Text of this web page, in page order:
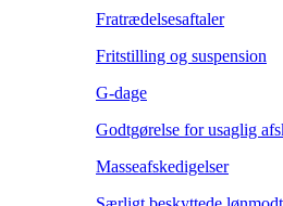
Fratrædelsesaftaler
Fritstilling og suspension
G-dage
Godtgørelse for usaglig
Masseafskedigelser